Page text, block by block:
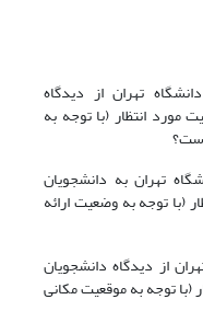
تهران از دیدگاه
مورد انتظار (با توجه به
تهران به دانشجویان
(با توجه به وضعیت ارائه
از دیدگاه دانشجویان
(با توجه به موقعیت مکانی